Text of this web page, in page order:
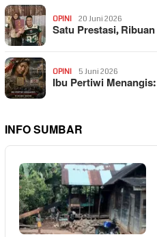
OPINI 20 Juni 2026
Satu Prestasi,
OPINI 5 Juni 2026
Ibu Pertiwi
INFO SUMBAR